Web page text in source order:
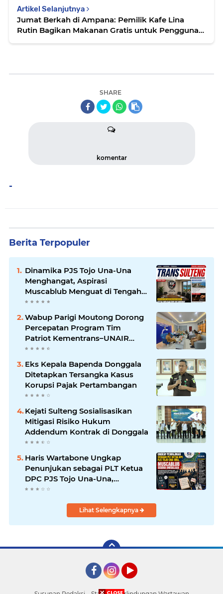
Artikel Selanjutnya
Jumat Berkah di Ampana: Pemilik Kafe Lina
Rutin Bagikan Makanan Gratis untuk Pengguna
SHARE
komentar
-
Berita Terpopuler
Dinamika PJS Tojo Una-Una
Menghangat, Aspirasi
Muscablub Menguat di Tengah
Munculnya Penunjukan Plt
Ketua
Wabup Parigi Moutong Dorong
Percepatan Program Tim
Patriot Kementrans–UNAIR
untuk Kembangkan Potensi
Daerah
Eks Kepala Bapenda Donggala
Ditetapkan Tersangka Kasus
Korupsi Pajak Pertambangan
Kejati Sulteng Sosialisasikan
Mitigasi Risiko Hukum
Addendum Kontrak di Donggala
Haris Wartabone Ungkap
Penunjukan sebagai PLT Ketua
DPC PJS Tojo Una-Una,
Muscablub Segera Diusulkan
Lihat Selengkapnya